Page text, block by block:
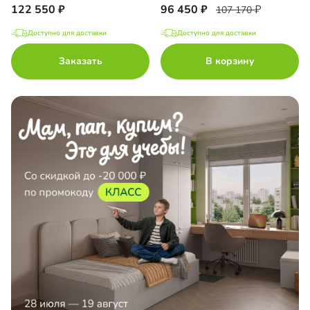
122 550
Доступно для доставки
Заказать
96 450 107 170
Доступно для доставки
В корзину